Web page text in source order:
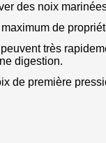
des noix
de
très
digestion.
de première